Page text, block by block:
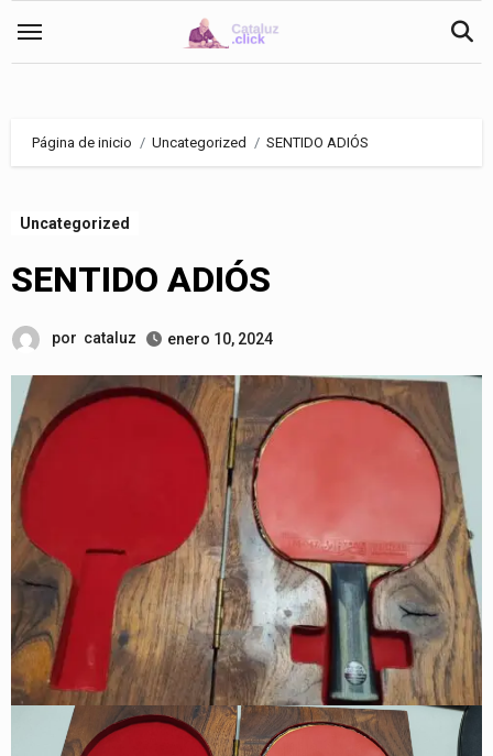
Página de inicio Uncategorized SENTIDO ADIÓS
Uncategorized
SENTIDO ADIÓS
por cataluz enero 10, 2024